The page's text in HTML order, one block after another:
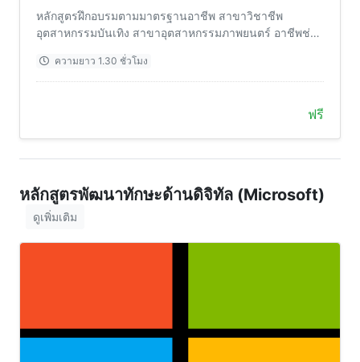
Operator) ระดับ 6
หลักสูตรฝึกอบรมตามมาตรฐานอาชีพ สาขาวิชาชีพ
อุตสาหกรรมบันเทิง สาขาอุตสาหกรรมภาพยนตร์ อาชีพช่าง
ความยาว 1.30 ชั่วโมง
ฟรี
หลักสูตรพัฒนาทักษะด้านดิจิทัล (Microsoft)
ดูเพิ่มเติม